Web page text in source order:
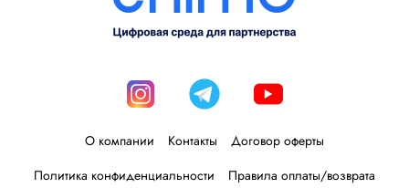
О компании Контакты
Договор оферты
Политика конфиденциальности
Правила оплаты/возврата